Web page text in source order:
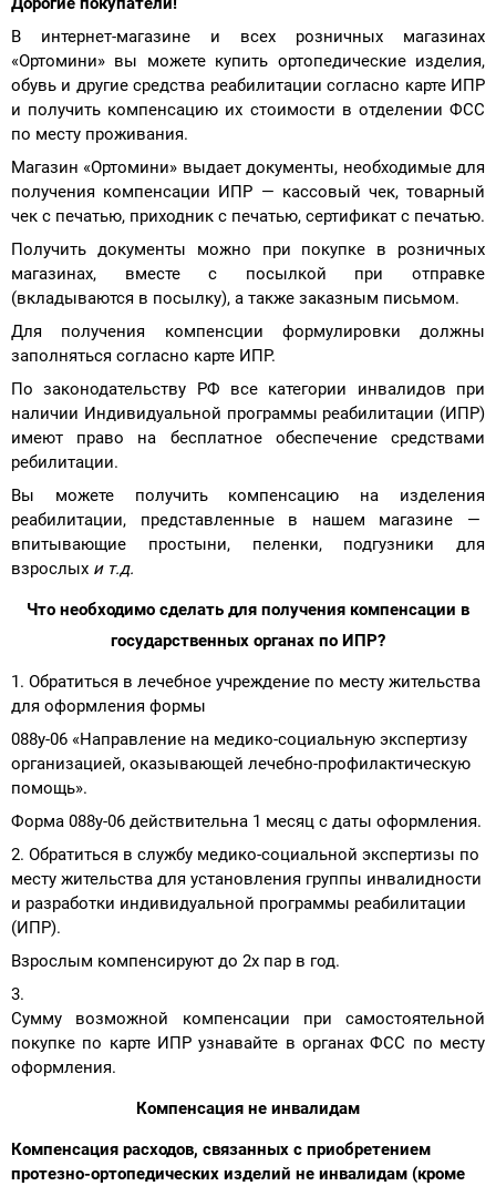
В интернет-магазине и всех розничных магазинах
«Ортомини» вы можете купить ортопедические изделия,
обувь и другие средства реабилитации согласно карте ИПР
и получить компенсацию их стоимости в отделении ФСС
по месту проживания.
Магазин «Ортомини» выдает документы, необходимые для
получения компенсации ИПР — кассовый чек, товарный
чек с печатью, приходник с печатью, сертификат с печатью.
Получить документы можно при покупке в розничных
магазинах, вместе с посылкой при отправке
(вкладываются в посылку), а также заказным письмом.
Для получения компенсции формулировки должны
заполняться согласно карте ИПР.
По законодательству РФ все категории инвалидов при
наличии Индивидуальной программы реабилитации (ИПР)
имеют право на бесплатное обеспечение средствами
ребилитации.
Вы можете получить компенсацию на изделения
реабилитации, представленные в нашем магазине —
впитывающие простыни, пеленки, подгузники для
взрослых и т.д.
Что необходимо сделать для получения компенсации в
государственных органах по ИПР?
1. Обратиться в лечебное учреждение по месту жительства
для оформления формы
088у-06 «Направление на медико-социальную экспертизу
организацией, оказывающей лечебно-профилактическую
помощь».
Форма 088у-06 действительна 1 месяц с даты оформления.
2. Обратиться в службу медико-социальной экспертизы по
месту жительства для установления группы инвалидности
и разработки индивидуальной программы реабилитации
(ИПР).
Взрослым компенсируют до 2х пар в год.
Сумму возможной компенсации при самостоятельной
покупке по карте ИПР узнавайте в органах ФСС по месту
оформления.
Компенсация не инвалидам
Компенсация расходов, связанных с приобретением
протезно-ортопедических изделий не инвалидам (кроме